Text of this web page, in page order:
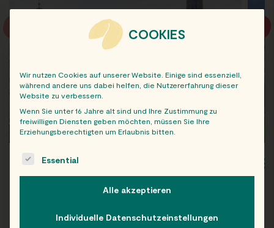
WIEN
COOKIES
Wir nutzen Cookies auf unserer Website. Einige sind essenziell,
während andere uns dabei helfen, die Nutzererfahrung dieser
Website zu verbessern.
Wenn Sie unter 16 Jahre alt sind und Ihre Zustimmung zu
freiwilligen Diensten geben möchten, müssen Sie Ihre
Erziehungsberechtigten um Erlaubnis bitten.
The following is a list of service groups for which consent
Essential
Alle akzeptieren
Individuelle Datenschutzeinstellungen